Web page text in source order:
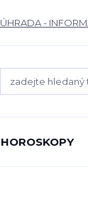
ÚHRADA -
HOROSKOPY